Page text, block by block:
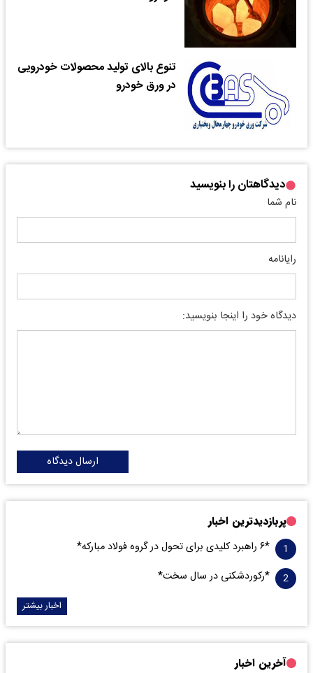
تنوع بالای تولید محصولات خودرویی
در ورق خودرو
دیدگاهتان را بنویسید
نام شما
رایانامه
دیدگاه خود را اینجا بنویسید:
ارسال دیدگاه
پربازدیدترین اخبار
*۶ راهبرد کلیدی برای تحول در گروه فولاد مبارکه*
*رکوردشکنی در سال سخت*
اخبار بیشتر
آخرین اخبار